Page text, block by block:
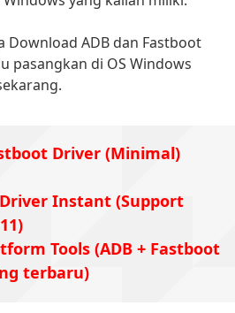
Download ADB dan Fastboot
pasangkan di OS Windows
Driver (Minimal)
Instant (Support
Tools (ADB + Fastboot
terbaru)